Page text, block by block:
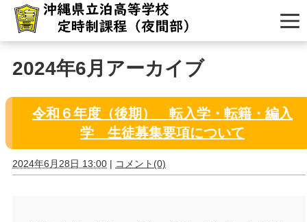
2024年6月アーカイブ
令和６年度（後期） 転入学・転籍・編入
学 生徒募集要項について
2024年6月28日 13:00 | コメント(0)